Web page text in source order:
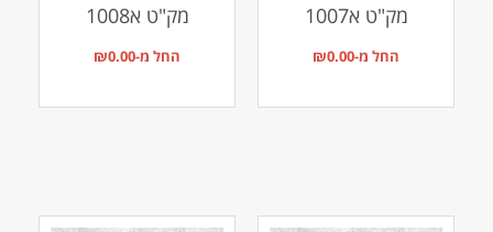
מק"ט א1007
החל מ- ₪0.00
מק"ט א1008
החל מ- ₪0.00